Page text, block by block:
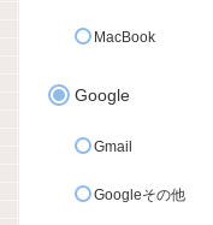
MacBook
Google
Gmail
Googleその他